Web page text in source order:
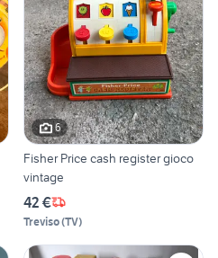
6
Fisher Price cash register gioco
vintage
42 €
Treviso(TV)